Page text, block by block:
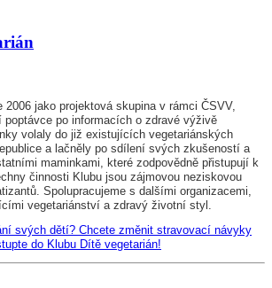
2006 jako projektová skupina v rámci ČSVV,
po informacích o zdravé výživě
volaly do již existujících vegetariánských
a lačněly po sdílení svých zkušeností a
maminkami, které zodpovědně přistupují k
činnosti Klubu jsou zájmovou neziskovou
Spolupracujeme s dalšími organizacemi,
vegetariánství a zdravý životní styl.
svých dětí? Chcete změnit stravovací návyky
do Klubu Dítě vegetarián!